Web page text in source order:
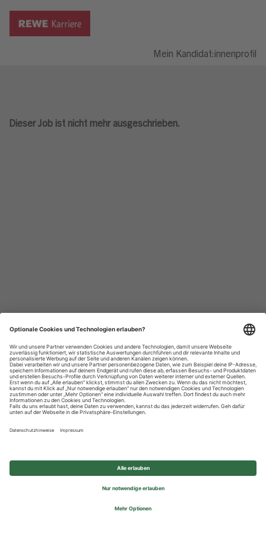
Mein Kandidat:innenprofil
Dieser Job ist nicht mehr ausgeschrieben.
Datenschutzhinweise
Impressum
Privatsphäre-Einstellungen
© 2026 REWE Group - All rights reserved